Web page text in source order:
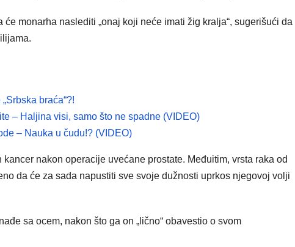
monarha naslediti „onaj koji neće imati žig kralja“, sugerišući da
braća“?!
– Haljina visi, samo što ne spadne (VIDEO)
– Nauka u čudu!? (VIDEO)
nakon operacije uvećane prostate. Međuitim, vrsta raka od
da će za sada napustiti sve svoje dužnosti uprkos njegovoj volji
sa ocem, nakon što ga on „lično“ obavestio o svom